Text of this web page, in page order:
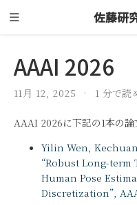
佐藤研
AAAI 2026
11月 12, 2025 1 分で読
AAAI 2026に下記の1本の論
Yilin Wen,
“Robust Long-term
Human Pose
Discretization”,